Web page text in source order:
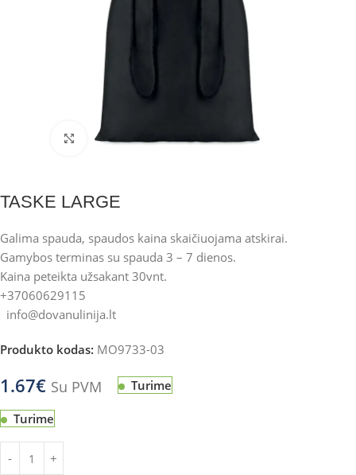
Click to enlarge
TASKE LARGE
Galima spauda, spaudos kaina skaičiuojama atskirai.
Gamybos terminas su spauda 3 – 7 dienos.
Kaina peteikta užsakant 30vnt.
+37060629115
info@dovanulinija.lt
Produkto kodas: MO9733-03
1.67€ Su PVM Turime
Turime